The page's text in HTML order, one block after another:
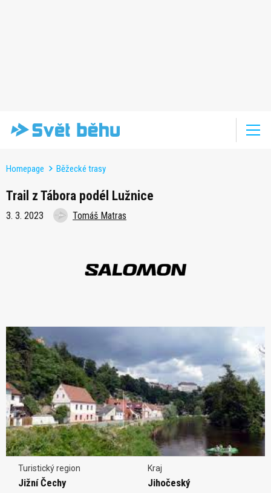
Homepage Běžecké trasy
Trail z Tábora podél Lužnice
3. 3. 2023 Tomáš Matras
Turistický region
Jižní Čechy
Kraj
Jihočeský